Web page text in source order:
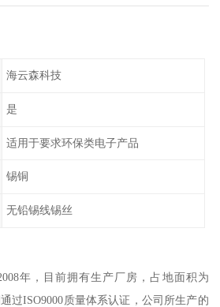
海云森科技
是
适用于要求环保类电子产品
锡铜
无铅锡线锡丝
年，目前拥有生产厂房，占地面积为
过ISO9000质量体系认证，公司所生产的